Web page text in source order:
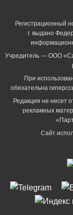
Регистрационный
г. выдано
Учредитель — ООО
При
обязательна
Редакция не несет
рекламных
Сайт